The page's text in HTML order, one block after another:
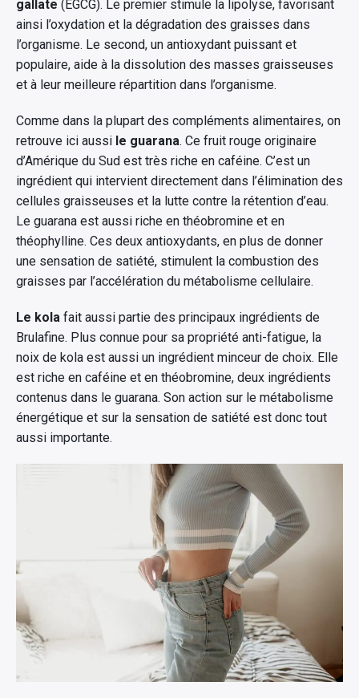
gallate (EGCG). Le premier stimule la lipolyse, favorisant
ainsi l’oxydation et la dégradation des graisses dans
l’organisme. Le second, un antioxydant puissant et
populaire, aide à la dissolution des masses graisseuses
et à leur meilleure répartition dans l’organisme.
Comme dans la plupart des compléments alimentaires, on
retrouve ici aussi le guarana. Ce fruit rouge originaire
d’Amérique du Sud est très riche en caféine. C’est un
ingrédient qui intervient directement dans l’élimination des
cellules graisseuses et la lutte contre la rétention d’eau.
Le guarana est aussi riche en théobromine et en
théophylline. Ces deux antioxydants, en plus de donner
une sensation de satiété, stimulent la combustion des
graisses par l’accélération du métabolisme cellulaire.
Le kola fait aussi partie des principaux ingrédients de
Brulafine. Plus connue pour sa propriété anti-fatigue, la
noix de kola est aussi un ingrédient minceur de choix. Elle
est riche en caféine et en théobromine, deux ingrédients
contenus dans le guarana. Son action sur le métabolisme
énergétique et sur la sensation de satiété est donc tout
aussi importante.